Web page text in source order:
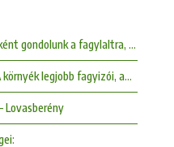
gondolunk a fagylaltra, pedig
legjobb fagyizói, amiket bűn
Lovasberény